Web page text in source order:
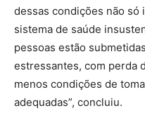
dessas condições não só
sistema de saúde
pessoas estão
estressantes, com perda
menos condições de
adequadas”, concluiu.